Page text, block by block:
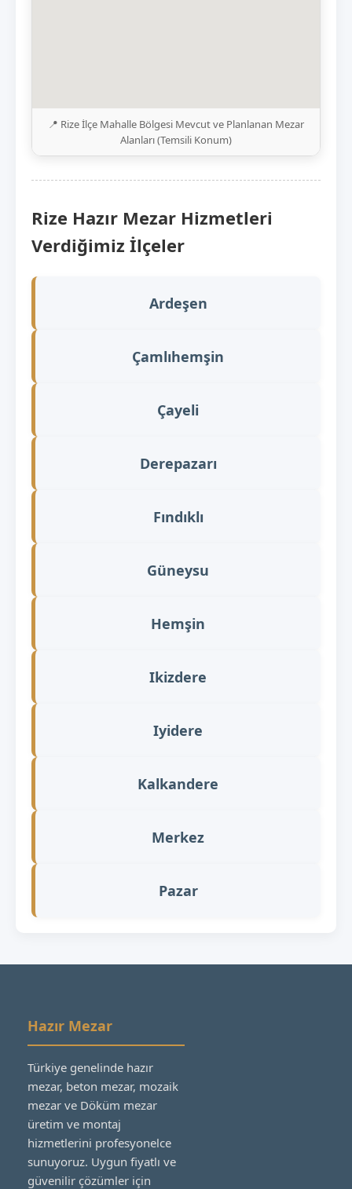
📍 Rize İlçe Mahalle Bölgesi Mevcut ve Planlanan Mezar
Alanları (Temsili Konum)
Rize Hazır Mezar Hizmetleri
Verdiğimiz İlçeler
Ardeşen
Çamlıhemşin
Çayeli
Derepazarı
Fındıklı
Güneysu
Hemşin
Ikizdere
Iyidere
Kalkandere
Merkez
Pazar
Hazır Mezar
Türkiye genelinde hazır
mezar, beton mezar, mozaik
mezar ve Döküm mezar
üretim ve montaj
hizmetlerini profesyonelce
sunuyoruz. Uygun fiyatlı ve
güvenilir çözümler için